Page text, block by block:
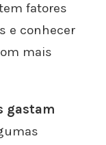
fatores
e conhecer
mais
gastam